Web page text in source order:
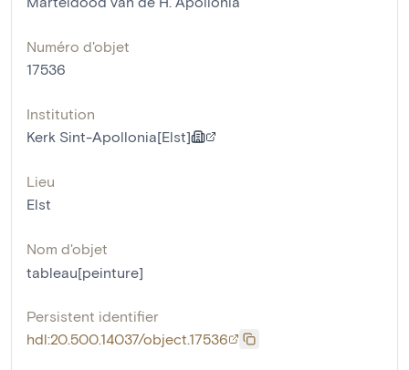
Numéro d'objet
17536
Institution
Kerk Sint-Apollonia[Elst]
Lieu
Elst
Nom d'objet
tableau[peinture]
Persistent identifier
hdl:20.500.14037/object.17536